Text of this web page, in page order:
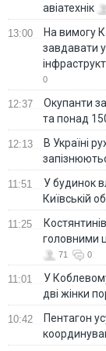
авіатехнік
13:00
На вимогу
завдавати
0
12:37
Окупанти
та понад
12:13
В Україні
11:51
У будинок
Київській
11:25
головними
71 0
11:01
У
дві жінки
10:42
Пентагон